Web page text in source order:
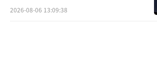
2026-08-06 13:09:38